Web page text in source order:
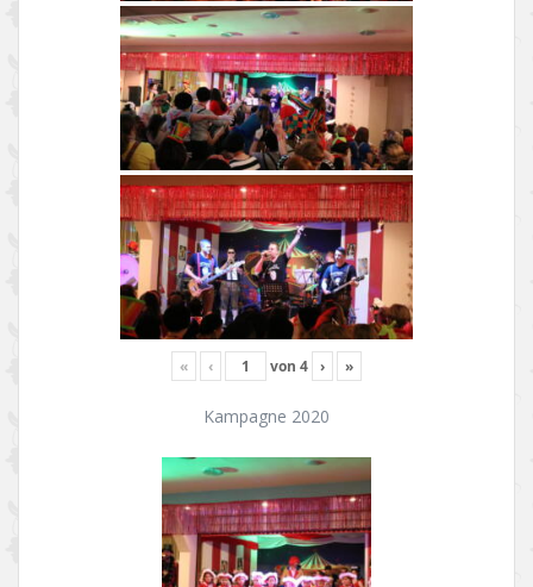
« ‹ von 4 › »
Kampagne 2020